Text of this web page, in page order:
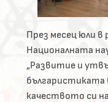
През месец юли в
Националната
„Развитие и
българистиката
качеството си